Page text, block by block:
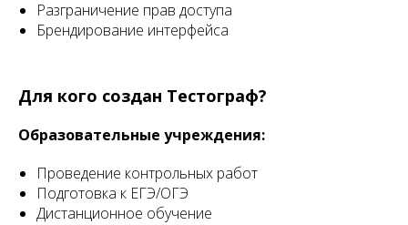
Разграничение прав доступа
Брендирование интерфейса
Для кого создан Тестограф?
Образовательные учреждения:
Проведение контрольных работ
Подготовка к ЕГЭ/ОГЭ
Дистанционное обучение